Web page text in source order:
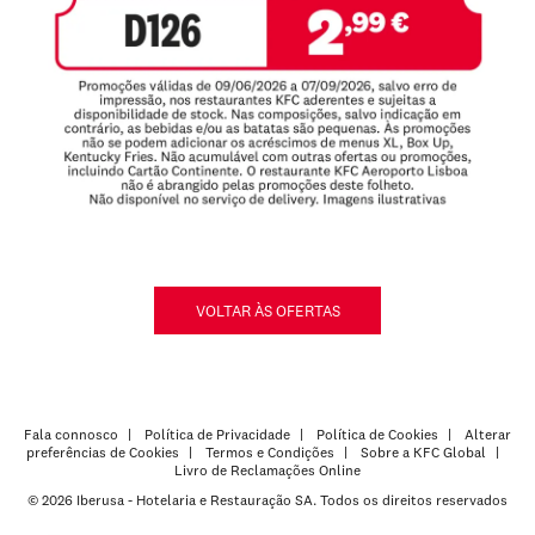
VOLTAR ÀS OFERTAS
Fala connosco Política de Privacidade Política de Cookies
Alterar
preferências de Cookies
Termos e Condições
Sobre a KFC Global
Livro de Reclamações Online
© 2026 Iberusa - Hotelaria e Restauração SA. Todos os direitos reservados